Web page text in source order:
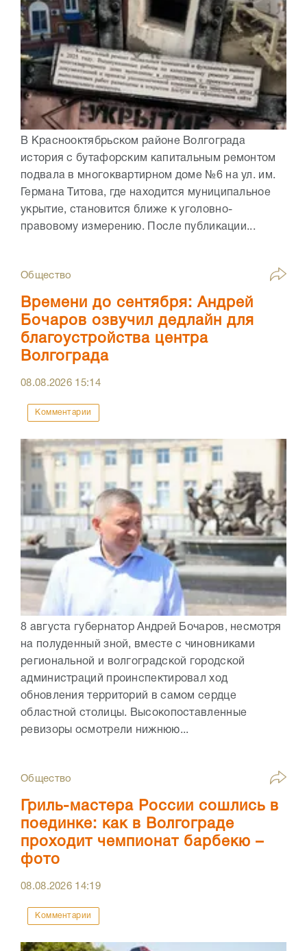
В Краснооктябрьском районе Волгограда
история с бутафорским капитальным ремонтом
подвала в многоквартирном доме №6 на ул. им.
Германа Титова, где находится муниципальное
укрытие, становится ближе к уголовно-
правовому измерению. После публикации...
Общество
Времени до сентября: Андрей
Бочаров озвучил дедлайн для
благоустройства центра
Волгограда
08.08.2026 15:14
Комментарии
8 августа губернатор Андрей Бочаров, несмотря
на полуденный зной, вместе с чиновниками
региональной и волгоградской городской
администраций проинспектировал ход
обновления территорий в самом сердце
областной столицы. Высокопоставленные
ревизоры осмотрели нижнюю...
Общество
Гриль-мастера России сошлись в
поединке: как в Волгограде
проходит чемпионат барбекю –
фото
08.08.2026 14:19
Комментарии